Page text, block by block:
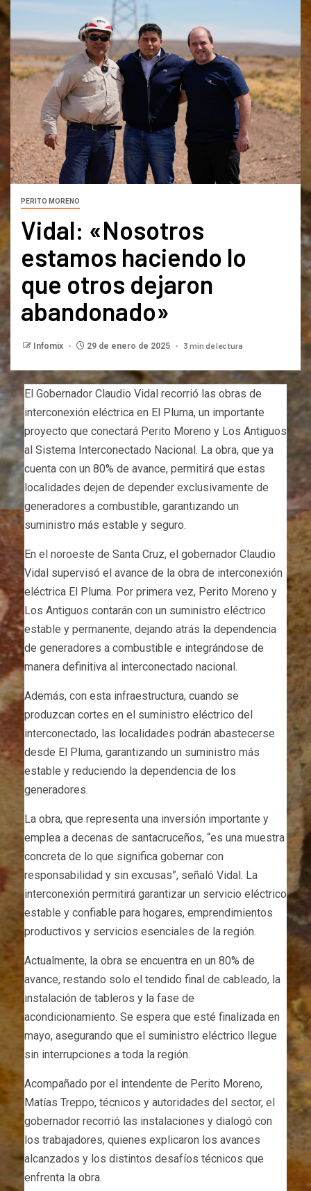
PERITO MORENO
Vidal: «Nosotros
estamos haciendo lo
que otros dejaron
abandonado»
Infomix 29 de enero de 2025 3 min de lectura
El Gobernador Claudio Vidal recorrió las obras de
interconexión eléctrica en El Pluma, un importante
proyecto que conectará Perito Moreno y Los Antiguos
al Sistema Interconectado Nacional. La obra, que ya
cuenta con un 80% de avance, permitirá que estas
localidades dejen de depender exclusivamente de
generadores a combustible, garantizando un
suministro más estable y seguro.
En el noroeste de Santa Cruz, el gobernador Claudio
Vidal supervisó el avance de la obra de interconexión
eléctrica El Pluma. Por primera vez, Perito Moreno y
Los Antiguos contarán con un suministro eléctrico
estable y permanente, dejando atrás la dependencia
de generadores a combustible e integrándose de
manera definitiva al interconectado nacional.
Además, con esta infraestructura, cuando se
produzcan cortes en el suministro eléctrico del
interconectado, las localidades podrán abastecerse
desde El Pluma, garantizando un suministro más
estable y reduciendo la dependencia de los
generadores.
La obra, que representa una inversión importante y
emplea a decenas de santacruceños, “es una muestra
concreta de lo que significa gobernar con
responsabilidad y sin excusas”, señaló Vidal. La
interconexión permitirá garantizar un servicio eléctrico
estable y confiable para hogares, emprendimientos
productivos y servicios esenciales de la región.
Actualmente, la obra se encuentra en un 80% de
avance, restando solo el tendido final de cableado, la
instalación de tableros y la fase de
acondicionamiento. Se espera que esté finalizada en
mayo, asegurando que el suministro eléctrico llegue
sin interrupciones a toda la región.
Acompañado por el intendente de Perito Moreno,
Matías Treppo, técnicos y autoridades del sector, el
gobernador recorrió las instalaciones y dialogó con
los trabajadores, quienes explicaron los avances
alcanzados y los distintos desafíos técnicos que
enfrenta la obra.